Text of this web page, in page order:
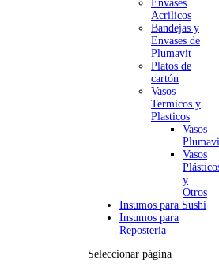
Envases
Acrilicos
Bandejas y
Envases de
Plumavit
Platos de
cartón
Vasos
Termicos y
Plasticos
Vasos
Vasos
y
Otros
Insumos para Sushi
Insumos para
Reposteria
Seleccionar página